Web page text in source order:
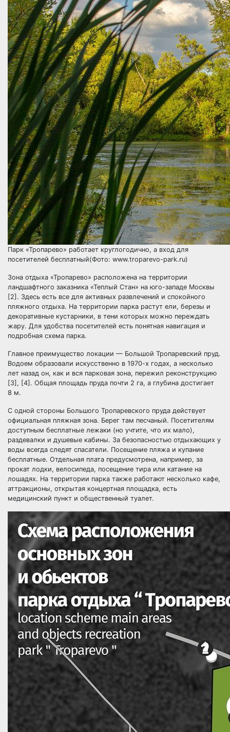
Парк «Тропарево» работает круглогодично, а вход для
посетителей бесплатный(Фото: www.troparevo-park.ru)
Зона отдыха «Тропарево» расположена на территории
ландшафтного заказника «Теплый Стан» на юго-западе Москвы
[2]. Здесь есть все для активных развлечений и спокойного
пляжного отдыха. На территории парка растут ели, березы и
декоративные кустарники, в тени которых можно переждать
жару. Для удобства посетителей есть понятная навигация и
подробная схема парка.
Главное преимущество локации — Большой Тропаревский пруд.
Водоем образовали искусственно в 1970-х годах, а несколько
лет назад он, как и вся парковая зона, пережил реконструкцию
[3], [4]. Общая площадь пруда почти 2 га, а глубина достигает
8 м.
С одной стороны Большого Тропаревского пруда действует
официальная пляжная зона. Берег там песчаный. Посетителям
доступным бесплатные лежаки (но учтите, что их мало),
раздевалки и душевые кабины. За безопасностью отдыхающих у
воды всегда следят спасатели. Посещение пляжа и купание
бесплатные. Отдельная плата предусмотрена, например, за
прокат лодки, велосипеда, посещение тира или катание на
лошадях. На территории парка также работают несколько кафе,
аттракционы, открытая концертная площадка, есть
медицинский пункт и общественный туалет.